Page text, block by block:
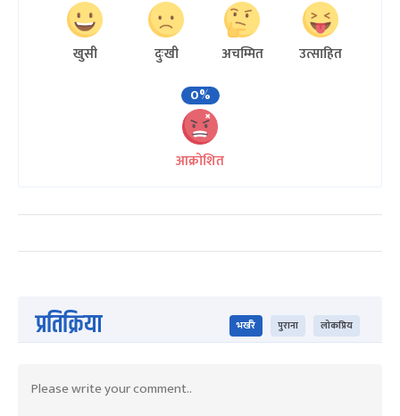
खुसी दुःखी अचम्मित
उत्साहित
0%
आक्रोशित
प्रतिक्रिया भर्खरै पुराना लोकप्रिय